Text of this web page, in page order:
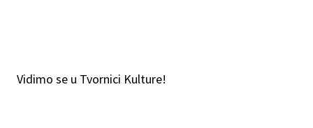
Vidimo se u Tvornici Kulture!